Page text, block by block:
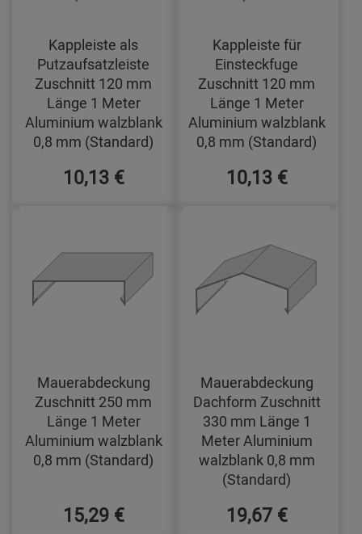
Kappleiste als
Putzaufsatzleiste
Zuschnitt 120 mm
Länge 1 Meter
Aluminium walzblank
0,8 mm (Standard)
10,13 €
Kappleiste für
Einsteckfuge
Zuschnitt 120 mm
Länge 1 Meter
Aluminium walzblank
0,8 mm (Standard)
10,13 €
Mauerabdeckung
Zuschnitt 250 mm
Länge 1 Meter
Aluminium walzblank
0,8 mm (Standard)
15,29 €
Mauerabdeckung
Dachform Zuschnitt
330 mm Länge 1
Meter Aluminium
walzblank 0,8 mm
(Standard)
19,67 €